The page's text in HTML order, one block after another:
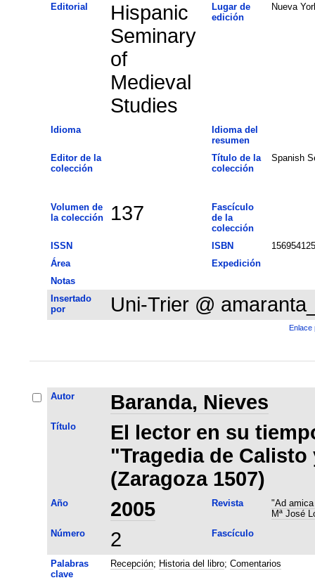
Editorial
Hispanic
Seminary
of
Medieval
Studies
Lugar de
edición
Nueva
Idioma
Idioma del
resumen
Editor de la
colección
Título de la
colección
Spanish
Volumen de
la colección
137
Fascículo
de la
colección
ISSN
ISBN
Área
Expedición
Notas
Insertado
por
Uni-Trier @
Enlace
Autor Baranda, Nieves
Título
El lector en su
"Tragedia de Calisto
(Zaragoza 1507)
Año 2005 Revista
"Ad
Mª José
Número
2 Fascículo
Palabras
clave
Recepción; Historia del libro; Comentarios